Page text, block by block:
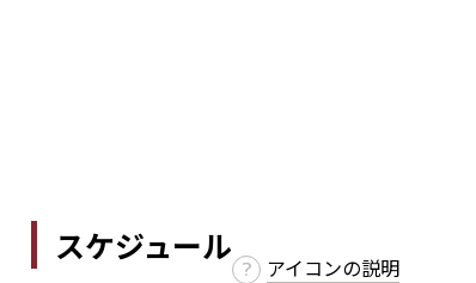
スケジュール
アイコンの説明